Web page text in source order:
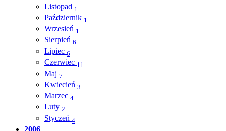
Listopad 1
Październik 1
Wrzesień 1
Sierpień 6
Lipiec 6
Czerwiec 11
Maj 7
Kwiecień 3
Marzec 4
Luty 2
Styczeń 4
2006